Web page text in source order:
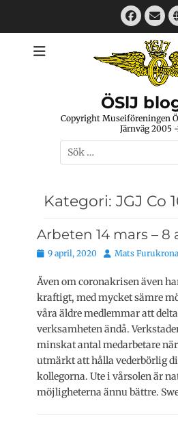
E-
ÖSlJ
Copyright Museiföreningen
Järnväg 2005
Sök
efter:
Kategori: JGJ Co
Arbeten 14 mars – 8
Publicerat
9 april, 2020 Författare
Mats Furukrona
Även om coronakrisen även
kraftigt, med mycket sämre
våra äldre medlemmar att
verksamheten ändå.
minskat antal medarbetare
utmärkt att hålla vederbörlig
kollegorna. Ute i vårsolen är
möjligheterna ännu bättre.